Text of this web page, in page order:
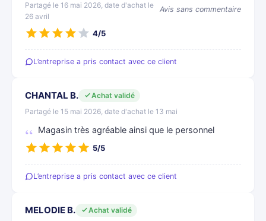
Partagé le 16 mai 2026, date d'achat le
26 avril
Avis sans commentaire
4/5
L’entreprise a pris contact avec ce client
CHANTAL B.
Achat validé
Partagé le 15 mai 2026, date d'achat le 13 mai
Magasin très agréable ainsi que le personnel
5/5
L’entreprise a pris contact avec ce client
MELODIE B.
Achat validé